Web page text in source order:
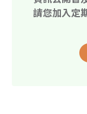
請您加入定